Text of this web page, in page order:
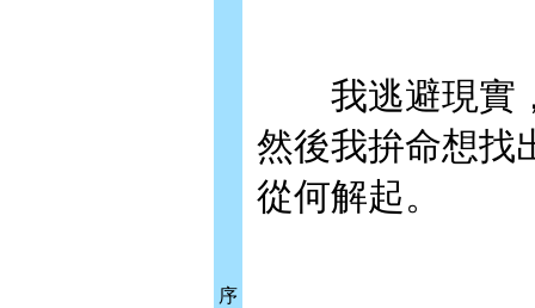
序
我逃避現實，
然後我拚命想找
從何解起。